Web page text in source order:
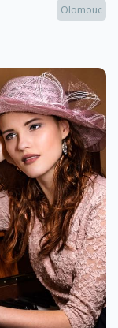
Olomouc